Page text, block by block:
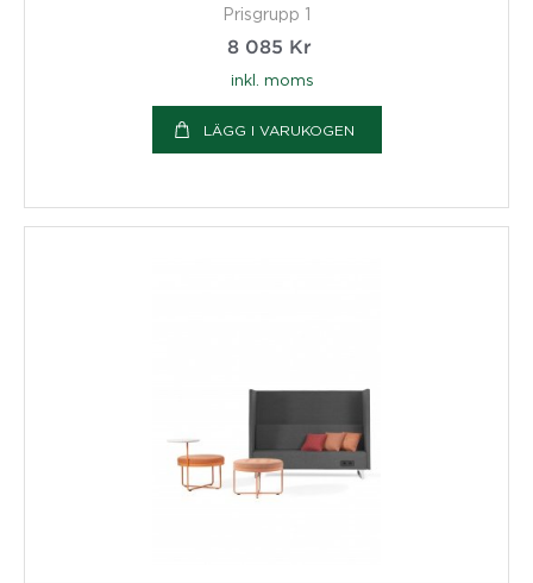
Prisgrupp 1
8 085 Kr
inkl. moms
LÄGG I VARUKOGEN